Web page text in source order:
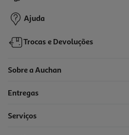
Ajuda
Trocas e Devoluções
Sobre a Auchan
Entregas
Serviços